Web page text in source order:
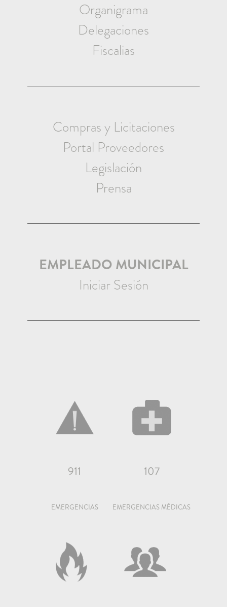
Organigrama
Delegaciones
Fiscalias
Compras y Licitaciones
Portal Proveedores
Legislación
Prensa
EMPLEADO MUNICIPAL
Iniciar Sesión
911
EMERGENCIAS
107
EMERGENCIAS MÉDICAS